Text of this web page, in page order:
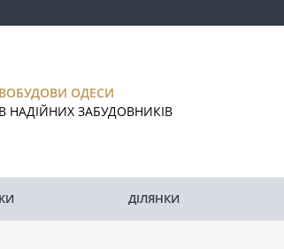
ОДЕСИ
НАДІЙНИХ ЗАБУДОВНИКІВ
ДІЛЯНКИ